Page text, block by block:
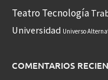
Teatro Tecnología
Universidad Universo
COMENTARIOS